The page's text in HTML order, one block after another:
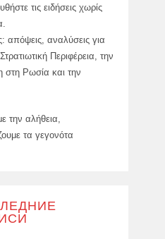
τις ειδήσεις χωρίς
απόψεις, αναλύσεις για
Περιφέρεια, την
στη Ρωσία και την
την αλήθεια,
τα γεγονότα